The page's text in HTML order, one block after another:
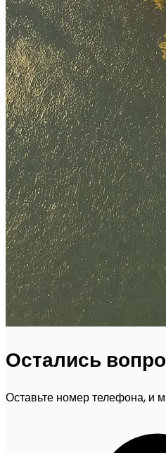
Остались
Оставьте номер телефона, и